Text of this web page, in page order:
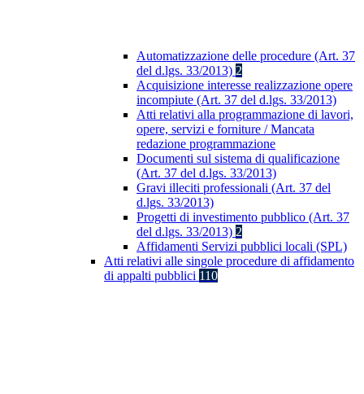
Automatizzazione delle procedure (Art. 37
del d.lgs. 33/2013) 2
Acquisizione interesse realizzazione opere
incompiute (Art. 37 del d.lgs. 33/2013)
Atti relativi alla programmazione di lavori,
opere, servizi e forniture / Mancata
redazione programmazione
Documenti sul sistema di qualificazione
(Art. 37 del d.lgs. 33/2013)
Gravi illeciti professionali (Art. 37 del
d.lgs. 33/2013)
Progetti di investimento pubblico (Art. 37
del d.lgs. 33/2013) 2
Affidamenti Servizi pubblici locali (SPL)
Atti relativi alle singole procedure di affidamento
di appalti pubblici 110